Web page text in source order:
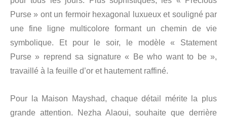
Purse » ont un fermoir hexagonal luxueux et souligné par
une fine ligne multicolore formant un chemin de vie
symbolique. Et pour le soir, le modèle « Statement
Purse » reprend sa signature « Be who want to be »,
travaillé à la feuille d’or et hautement raffiné.
Pour la Maison Mayshad, chaque détail mérite la plus
grande attention. Nezha Alaoui, souhaite que derrière